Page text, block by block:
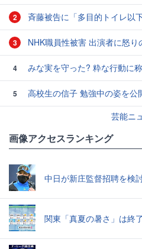
2 斉藤被告に「多目的トイレ以下
3 NHK職員性被害 出演者に怒り
4 みな実を守った? 粋な行動に
5
高校生の信子 勉強中の姿を公
芸能ニ
画像アクセスランキング
中日が新庄監督招聘を検
関東「真夏の暑さ」は終